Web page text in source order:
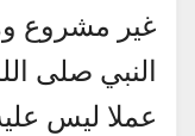
غير مشروع
النبي صلى
عملا ليس